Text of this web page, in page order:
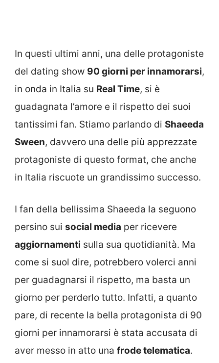
In questi ultimi anni, una delle protagoniste
del dating show 90 giorni per innamorarsi,
in onda in Italia su Real Time, si è
guadagnata l’amore e il rispetto dei suoi
tantissimi fan. Stiamo parlando di Shaeeda
Sween, davvero una delle più apprezzate
protagoniste di questo format, che anche
in Italia riscuote un grandissimo successo.
I fan della bellissima Shaeeda la seguono
persino sui social media per ricevere
aggiornamenti sulla sua quotidianità. Ma
come si suol dire, potrebbero volerci anni
per guadagnarsi il rispetto, ma basta un
giorno per perderlo tutto. Infatti, a quanto
pare, di recente la bella protagonista di 90
giorni per innamorarsi è stata accusata di
aver messo in atto una frode telematica.